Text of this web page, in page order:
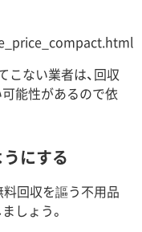
こない業者は、回収
能性があるので依
にする
回収を謳う不用品
しょう。